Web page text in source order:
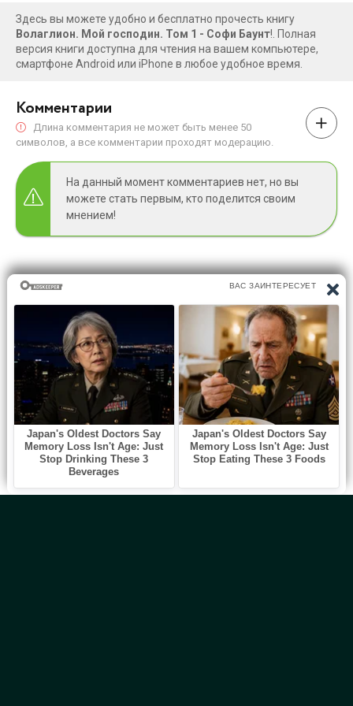
Здесь вы можете удобно и бесплатно прочесть книгу
Волаглион. Мой господин. Том 1 - Софи Баунт!. Полная
версия книги доступна для чтения на вашем компьютере,
смартфоне Android или iPhone в любое удобное время.
Комментарии
Длина комментария не может быть менее 50
символов, а все комментарии проходят модерацию.
На данный момент комментариев нет, но вы
можете стать первым, кто поделится своим
мнением!